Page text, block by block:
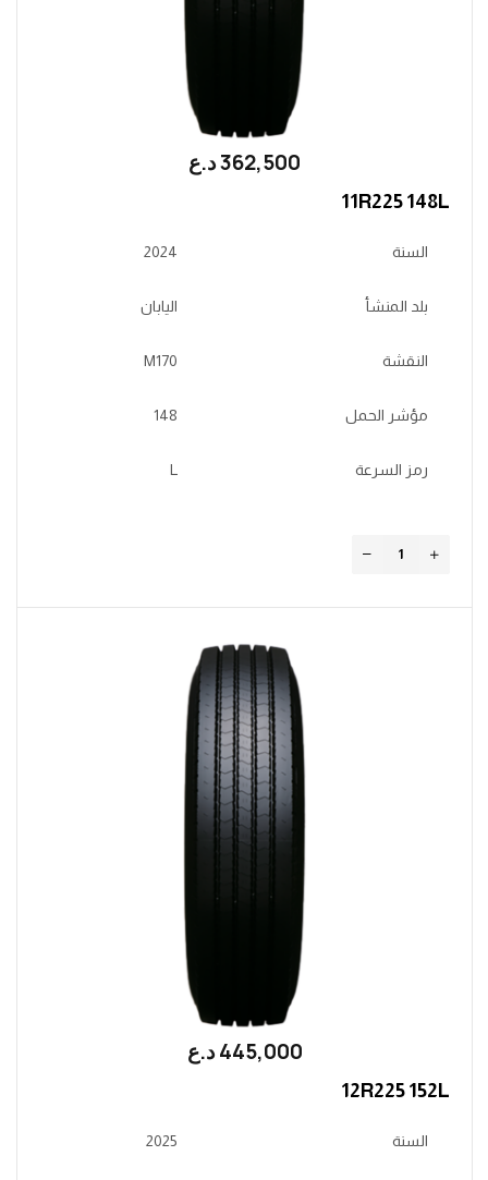
362,500؜د.؜ع
11R225 148L
السنة 2024
بلد المنشأ اليابان
النقشة M170
مؤشر الحمل 148
رمز السرعة L
445,000 ؜د.؜ع
12R225 152L
السنة 2025